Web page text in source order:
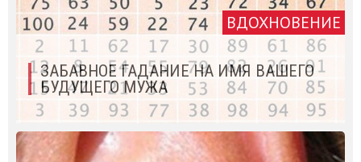
ВДОХНОВЕНИЕ
ЗАБАВНОЕ ГАДАНИЕ НА ИМЯ ВАШЕГО
БУДУЩЕГО МУЖА